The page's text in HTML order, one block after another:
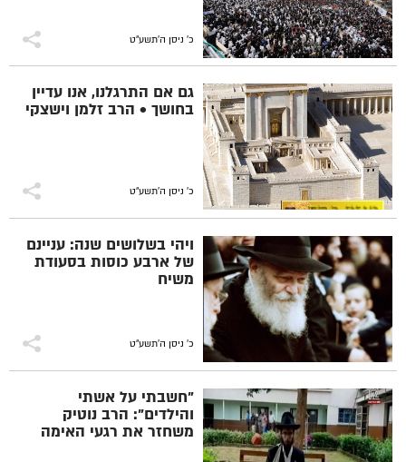
כ' ניסן ה׳תשע״ט
גם אם התרגלנו, אנו עדיין
בחושך • הרב זלמן וישצקי
כ' ניסן ה׳תשע״ט
ויהי בשלושים שנה: עניינם
של ארבע כוסות בסעודת
משיח
כ' ניסן ה׳תשע״ט
"חשבתי על אשתי
והילדים": הרב נוטיק
משחזר את רגעי האימה